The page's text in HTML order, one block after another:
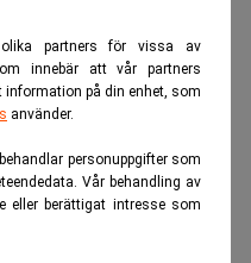
partners för vissa av
innebär att vår partners
på din enhet, som
använder.
personuppgifter som
Vår behandling av
eller berättigat intresse som
Buffetttill hur tidiga
och möjligheter.